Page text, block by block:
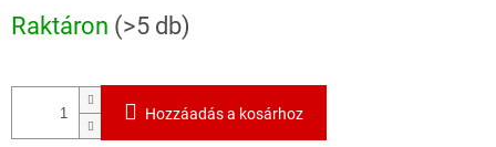
Raktáron (>5 db)
Hozzáadás a kosárhoz